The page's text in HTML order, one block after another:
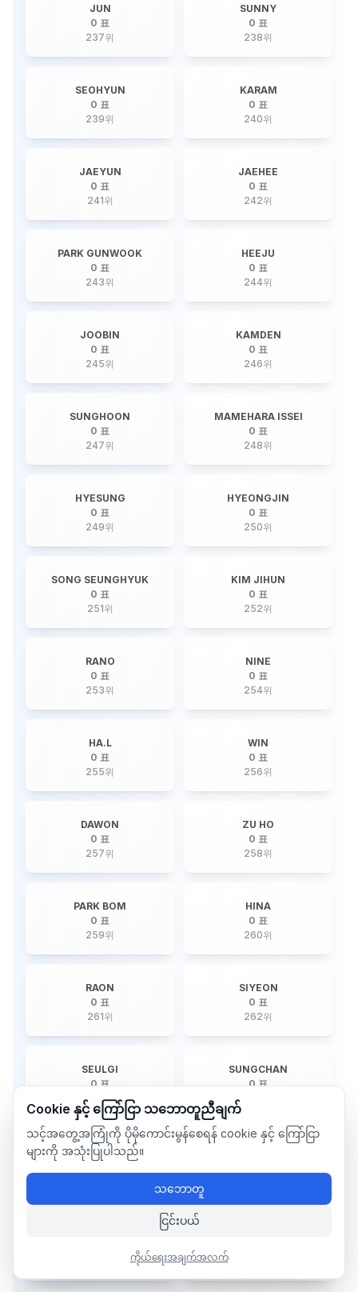
JUN
0 표
237위
SUNNY
0 표
238위
SEOHYUN
0 표
239위
KARAM
0 표
240위
JAEYUN
0 표
241위
JAEHEE
0 표
242위
PARK GUNWOOK
0 표
243위
HEEJU
0 표
244위
JOOBIN
0 표
245위
KAMDEN
0 표
246위
SUNGHOON
0 표
247위
MAMEHARA ISSEI
0 표
248위
HYESUNG
0 표
249위
HYEONGJIN
0 표
250위
SONG SEUNGHYUK
0 표
251위
KIM JIHUN
0 표
252위
RANO
0 표
253위
NINE
0 표
254위
HA.L
0 표
255위
WIN
0 표
256위
DAWON
0 표
257위
ZU HO
0 표
258위
PARK BOM
0 표
259위
HINA
0 표
260위
RAON
0 표
261위
SIYEON
0 표
262위
SEULGI
0 표
263위
SUNGCHAN
0 표
JINSU
Cookie နှင့် ကြော်ငြာ သဘောတူညီချက်
သင့်အတွေ့အကြုံကို ပိုမိုကောင်းမွန်စေရန် cookie နှင့် ကြော်ငြာ
များကို အသုံးပြုပါသည်။
သဘောတူ
ငြင်းပယ်
ကိုယ်ရေးအချက်အလက်